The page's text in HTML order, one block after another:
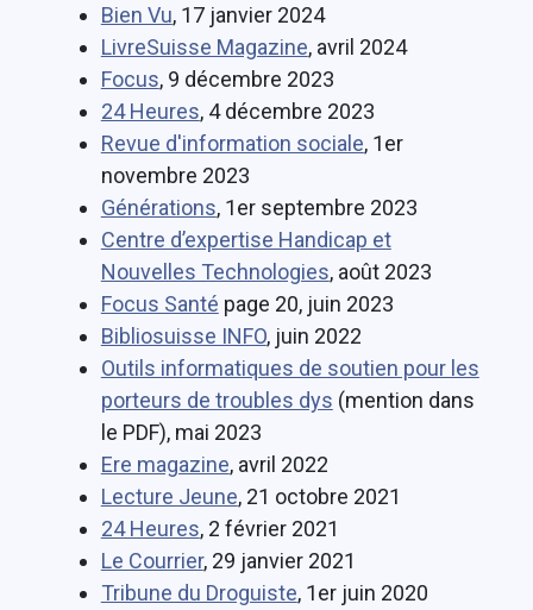
Bien Vu, 17 janvier 2024
LivreSuisse Magazine, avril 2024
Focus, 9 décembre 2023
24 Heures, 4 décembre 2023
Revue d'information sociale, 1er
novembre 2023
Générations, 1er septembre 2023
Centre d’expertise Handicap et
Nouvelles Technologies, août 2023
Focus Santé page 20, juin 2023
Bibliosuisse INFO, juin 2022
Outils informatiques de soutien pour les
porteurs de troubles dys (mention dans
le PDF), mai 2023
Ere magazine, avril 2022
Lecture Jeune, 21 octobre 2021
24 Heures, 2 février 2021
Le Courrier, 29 janvier 2021
Tribune du Droguiste, 1er juin 2020